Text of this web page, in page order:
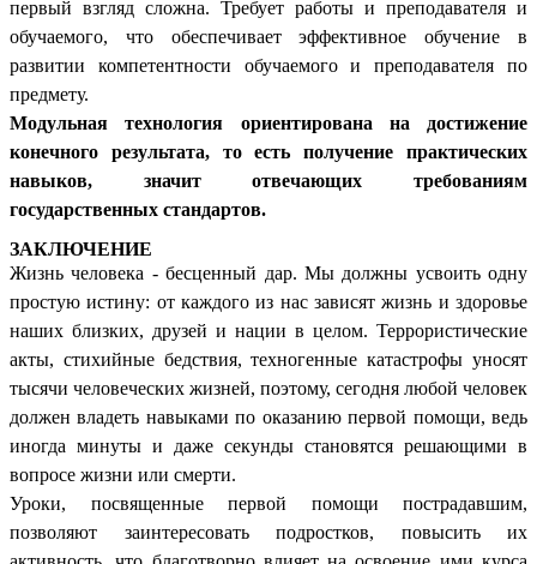
первый взгляд сложна. Требует работы и преподавателя и
обучаемого, что обеспечивает эффективное обучение в
развитии компетентности обучаемого и преподавателя по
предмету.
Модульная технология ориентирована на достижение
конечного результата, то есть получение практических
навыков, значит отвечающих требованиям
государственных стандартов.
ЗАКЛЮЧЕНИЕ
Жизнь человека - бесценный дар. Мы должны усвоить одну
простую истину: от каждого из нас зависят жизнь и здоровье
наших близких, друзей и нации в целом. Террористические
акты, стихийные бедствия, техногенные катастрофы уносят
тысячи человеческих жизней, поэтому, сегодня любой человек
должен владеть навыками по оказанию первой помощи, ведь
иногда минуты и даже секунды становятся решающими в
вопросе жизни или смерти.
Уроки, посвященные первой помощи пострадавшим,
позволяют заинтересовать подростков, повысить их